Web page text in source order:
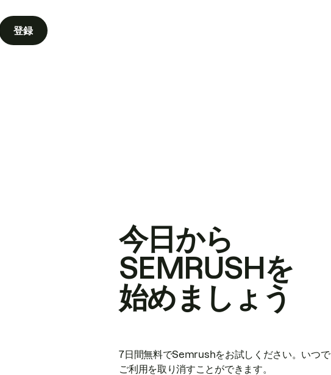
登録
今日から
SEMRUSHを
始めましょう
7日間無料でSemrushをお試しください。いつ
ご利用を取り消すことができます。